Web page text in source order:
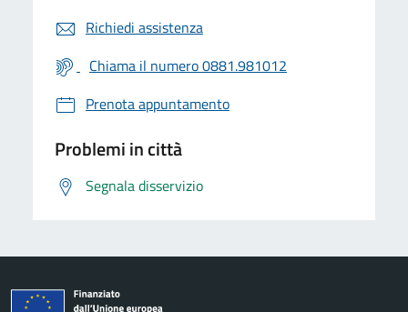
Richiedi assistenza
Chiama il numero 0881.981012
Prenota appuntamento
Problemi in città
Segnala disservizio